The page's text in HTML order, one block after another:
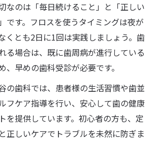
なのは「毎日続けること」と「正しい
です。フロスを使うタイミングは夜が
くとも2日に1回は実践しましょう。歯
る場合は、既に歯周病が進行している
、早めの歯科受診が必要です。
の歯科では、患者様の生活習慣や歯並
フケア指導を行い、安心して歯の健康
を提供しています。初心者の方も、定
正しいケアでトラブルを未然に防ぎま